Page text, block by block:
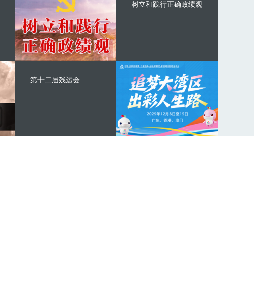
树立和践行正确政绩观
第十二届残运会